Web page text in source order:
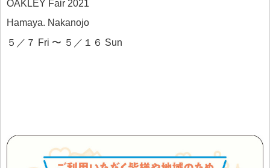
OAKLEY Fair 2021
Hamaya. Nakanojo
５／７ Fri 〜 ５／１６ Sun